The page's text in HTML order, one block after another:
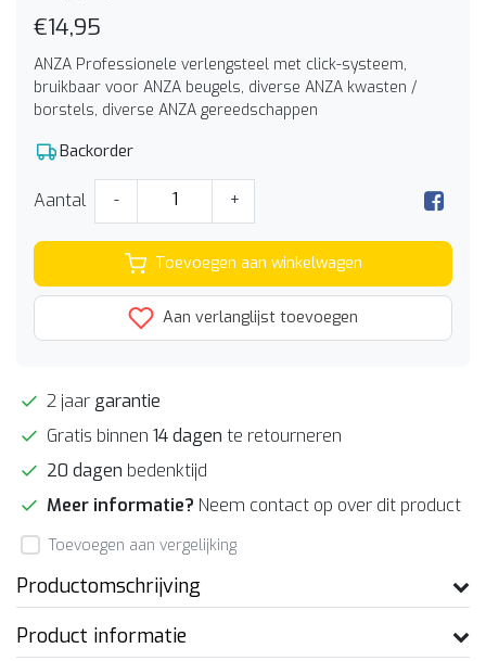
€14,95
ANZA Professionele verlengsteel met click-systeem,
bruikbaar voor ANZA beugels, diverse ANZA kwasten /
borstels, diverse ANZA gereedschappen
Backorder
Aantal - +
Toevoegen aan winkelwagen
Aan verlanglijst toevoegen
2 jaar garantie
Gratis binnen 14 dagen te retourneren
20 dagen bedenktijd
Meer informatie? Neem contact op over dit product
Toevoegen aan vergelijking
Productomschrijving
Product informatie